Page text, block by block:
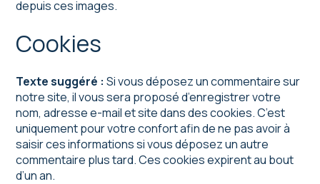
depuis ces images.
Cookies
Texte suggéré :Si vous déposez un commentaire sur
notre site, il vous sera proposé d’enregistrer votre
nom, adresse e-mail et site dans des cookies. C’est
uniquement pour votre confort afin de ne pas avoir à
saisir ces informations si vous déposez un autre
commentaire plus tard. Ces cookies expirent au bout
d’un an.